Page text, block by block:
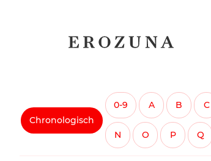
Chronologisch
0-9 A B C
N O P Q